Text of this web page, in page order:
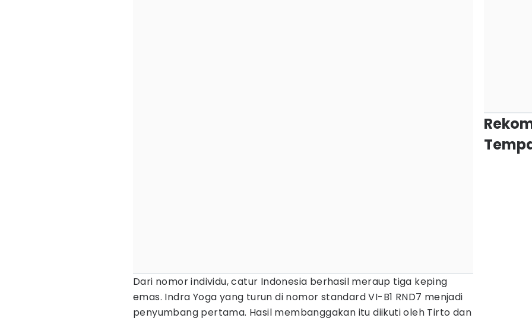
Dari nomor individu, catur Indonesia berhasil meraup tiga keping
emas. Indra Yoga yang turun di nomor standard VI-B1 RND7 menjadi
penyumbang pertama. Hasil membanggakan itu diikuti oleh Tirto dan